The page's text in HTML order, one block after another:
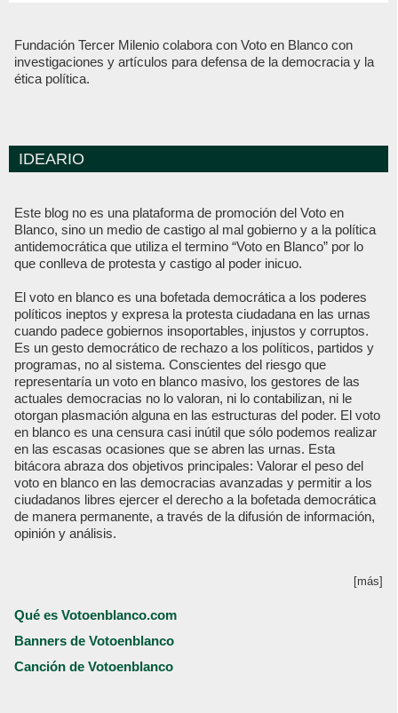
Fundación Tercer Milenio colabora con Voto en Blanco con
investigaciones y artículos para defensa de la democracia y la
ética política.
IDEARIO
Este blog no es una plataforma de promoción del Voto en
Blanco, sino un medio de castigo al mal gobierno y a la política
antidemocrática que utiliza el termino “Voto en Blanco” por lo
que conlleva de protesta y castigo al poder inicuo.
El voto en blanco es una bofetada democrática a los poderes
políticos ineptos y expresa la protesta ciudadana en las urnas
cuando padece gobiernos insoportables, injustos y corruptos.
Es un gesto democrático de rechazo a los políticos, partidos y
programas, no al sistema. Conscientes del riesgo que
representaría un voto en blanco masivo, los gestores de las
actuales democracias no lo valoran, ni lo contabilizan, ni le
otorgan plasmación alguna en las estructuras del poder. El voto
en blanco es una censura casi inútil que sólo podemos realizar
en las escasas ocasiones que se abren las urnas. Esta
bitácora abraza dos objetivos principales: Valorar el peso del
voto en blanco en las democracias avanzadas y permitir a los
ciudadanos libres ejercer el derecho a la bofetada democrática
de manera permanente, a través de la difusión de información,
opinión y análisis.
[más]
Qué es Votoenblanco.com
Banners de Votoenblanco
Canción de Votoenblanco